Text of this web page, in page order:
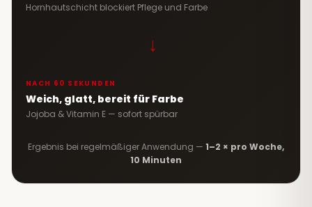
Hornhautschicht blockiert Pflege und Farbe
→
NACH 60 SEKUNDEN
Weich, glatt, bereit für Farbe
Jojoba & Vitamin E — sofort spürbar
Ergebnis bei regelmäßiger Anwendung — 1–2 × pro Woche,
10 Minuten